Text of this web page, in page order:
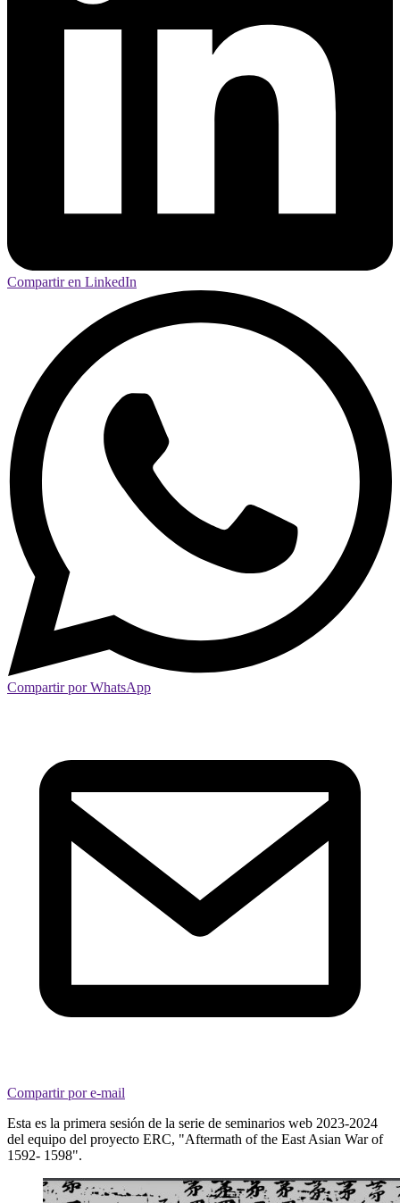
Compartir en LinkedIn
Compartir por WhatsApp
Compartir por e-mail
Esta es la primera sesión de la serie de seminarios web 2023-2024
del equipo del proyecto ERC, "Aftermath of the East Asian War of
1592- 1598".